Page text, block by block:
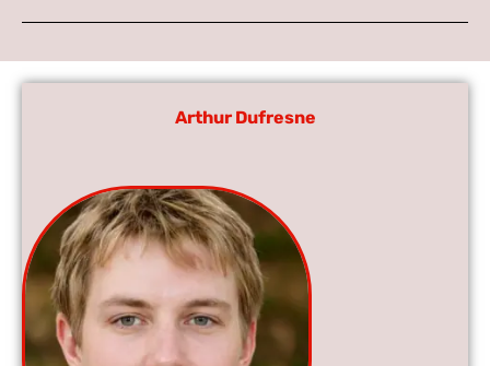
Arthur Dufresne